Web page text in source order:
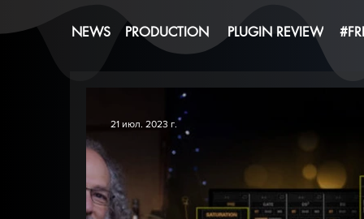
NEWS PRODUCTION PLUGIN REVIEW
21 июл. 2023 г.